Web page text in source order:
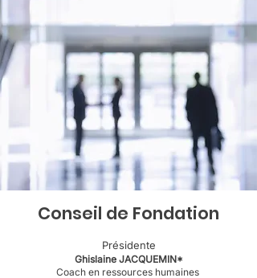
Conseil de Fondation
Présidente
Ghislaine JACQUEMIN*
Coach en ressources humaines